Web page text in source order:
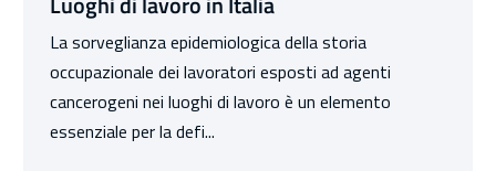
La sorveglianza epidemiologica della storia
occupazionale dei lavoratori esposti ad agenti
cancerogeni nei luoghi di lavoro è un elemento
essenziale per la defi...